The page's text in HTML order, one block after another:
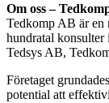
Om oss –
Tedkomp AB är en
hundratal
Tedsys AB,
Företaget
potential att